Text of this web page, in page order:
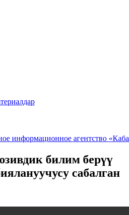
билим берүү
сабалган